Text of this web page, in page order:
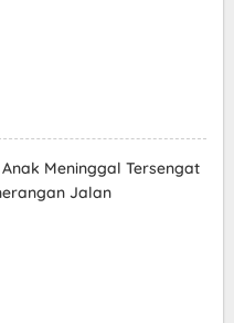
Meninggal Tersengat
Jalan